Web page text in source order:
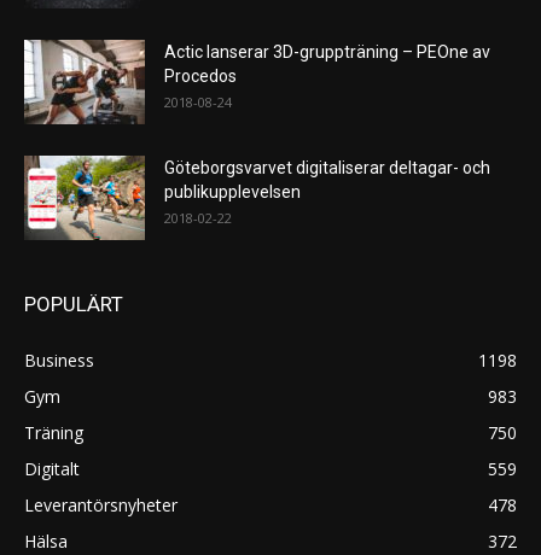
Actic lanserar 3D-gruppträning – PEOne av
Procedos
2018-08-24
Göteborgsvarvet digitaliserar deltagar- och
publikupplevelsen
2018-02-22
POPULÄRT
Business
1198
Gym
983
Träning
750
Digitalt
559
Leverantörsnyheter
478
Hälsa
372